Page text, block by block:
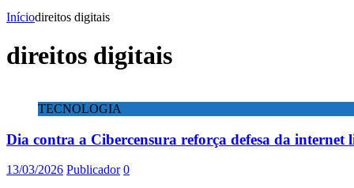
Iníciodireitos digitais
direitos digitais
TECNOLOGIA
Dia contra a Cibercensura reforça defesa da internet
13/03/2026 Publicador 0